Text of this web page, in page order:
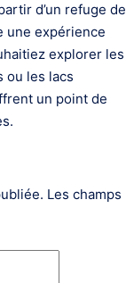
d’un refuge de
une expérience
explorer les
ou les lacs
un point de
Les champs